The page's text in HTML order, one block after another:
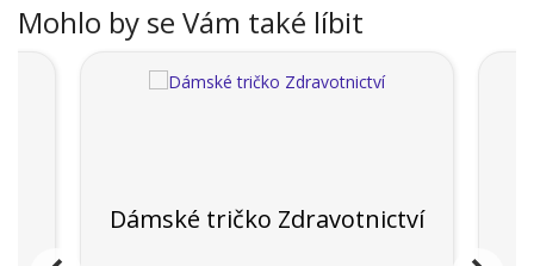
Mohlo by se Vám také líbit
Dámské tričko Zdravotnictví